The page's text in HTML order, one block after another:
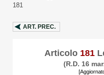
181
ART. PREC.
Articolo 181
(R.D. 16